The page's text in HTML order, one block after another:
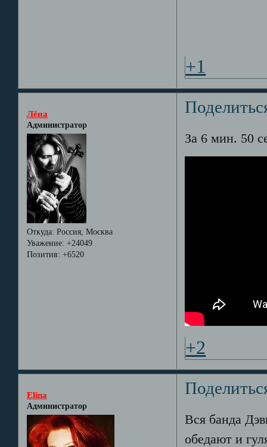
+1
Лёна
Администратор
Откуда: Россия, Москва
Уважение: +24049
Позитив: +6520
За 6 мин. 50
+2
Elina
Администратор
Вся банда
обедают и